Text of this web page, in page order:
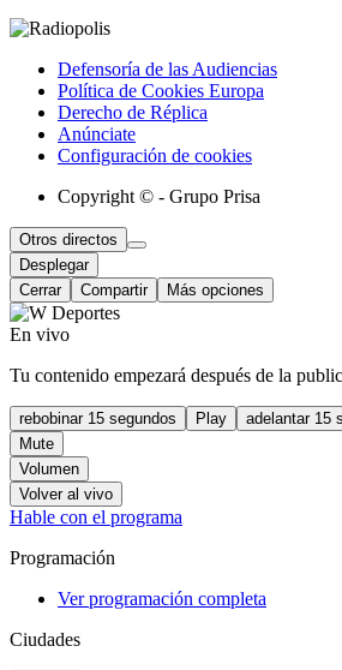
Defensoría de las Audiencias
Política de Cookies Europa
Derecho de Réplica
Anúnciate
Configuración de cookies
Copyright © - Grupo Prisa
Otros directos
Desplegar
Cerrar
Compartir Más opciones
En vivo
Tu contenido empezará después de la
rebobinar 15 segundos Play
adelantar 15
Mute
Volumen
Volver al vivo
Hable con el programa
Programación
Ver programación completa
Ciudades